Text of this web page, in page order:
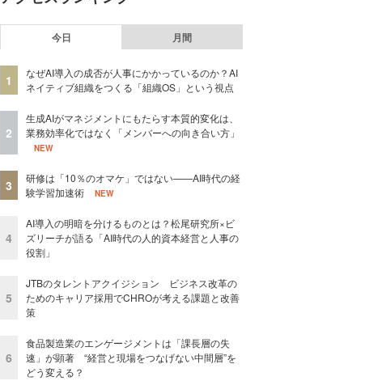
今日 月間
1
なぜAI導入の成否が人事にかかっているのか？AI
ネイティブ組織をつくる「組織OS」という視点
2
生成AIがマネジメントにもたらす本質的変化は、
業務効率化ではなく「メンバーへの向き合い方」
NEW
3
研修は「10％のオマケ」ではない——AI時代の経
験学習加速術
NEW
4
AI導入の明暗を分けるものとは？松尾研究所×ビ
ズリーチが語る「AI時代の人的資本経営と人事の
役割」
5
JTBのタレントアクイジション ビジネス改革の
ためのキャリア採用でCHROが考える課題と改善
策
6
食品製造業のエンゲージメントは「課長層の失
速」が顕著 “経営と現場をつなげない中間層”を
どう変える？